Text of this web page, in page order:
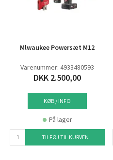
Mlwaukee Powersæt M12
Varenummer: 4933480593
DKK 2.500,00
KØB / INFO
På lager
TILFØJ TIL KURVEN